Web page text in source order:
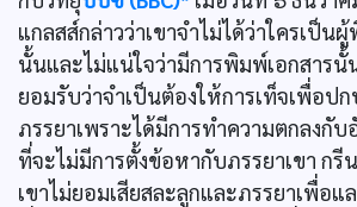
แกลสส์กล่าวว่าเขาจำไม่ได้ว่าใครเป็น
นั้นและไม่แน่ใจว่ามีการพิมพ์เอกสารนั้
ยอมรับว่าจำเป็นต้องให้การเท็จเพื่อปก
ภรรยาเพราะได้มีการทำความตกลงกั
ที่จะไม่มีการตั้งข้อหากับภรรยาเขา กรี
เขาไม่ยอมเสียสละลูกและภรรยาเพื่อ